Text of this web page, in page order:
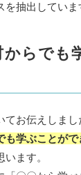
抽出していま
からでも
てお伝えしま
も学ぶことがで
ます。